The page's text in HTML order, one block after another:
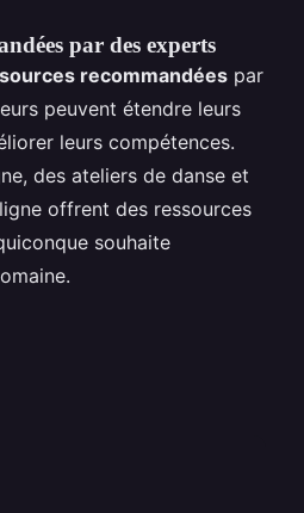
par des experts
recommandées par
peuvent étendre leurs
leurs compétences.
des ateliers de danse et
offrent des ressources
souhaite